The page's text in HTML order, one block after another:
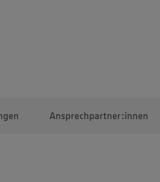
Ansprechpartner:innen